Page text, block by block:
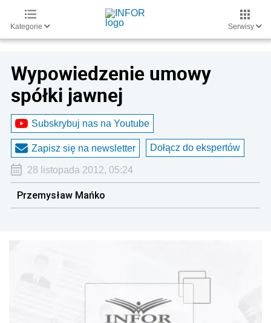
Kategorie Serwisy
Wypowiedzenie umowy
spółki jawnej
Subskrybuj nas na Youtube
Zapisz się na newsletter Dołącz do ekspertów
28 listopada 2012, 05:24
Przemysław Mańko